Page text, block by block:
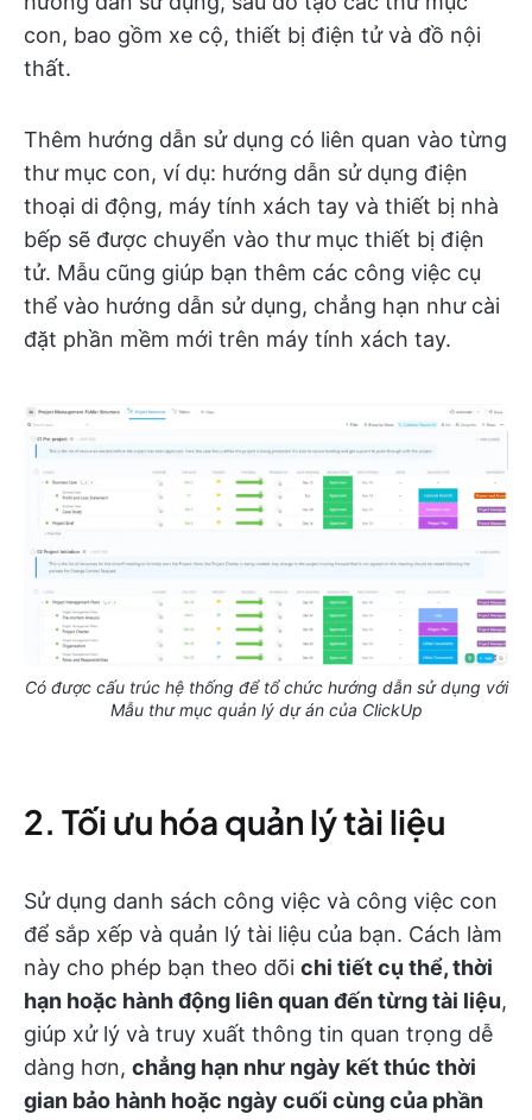
con, bao gồm xe cộ, thiết bị điện tử và đồ nội
thất.
Thêm hướng dẫn sử dụng có liên quan vào từng
thư mục con, ví dụ: hướng dẫn sử dụng điện
thoại di động, máy tính xách tay và thiết bị nhà
bếp sẽ được chuyển vào thư mục thiết bị điện
tử. Mẫu cũng giúp bạn thêm các công việc cụ
thể vào hướng dẫn sử dụng, chẳng hạn như cài
đặt phần mềm mới trên máy tính xách tay.
Có được cấu trúc hệ thống để tổ chức hướng dẫn sử dụng với
Mẫu thư mục quản lý dự án của ClickUp
2. Tối ưu hóa quản lý tài liệu
Sử dụng danh sách công việc và công việc con
để sắp xếp và quản lý tài liệu của bạn. Cách làm
này cho phép bạn theo dõi chi tiết cụ thể, thời
hạn hoặc hành động liên quan đến từng tài liệu,
giúp xử lý và truy xuất thông tin quan trọng dễ
dàng hơn, chẳng hạn như ngày kết thúc thời
gian bảo hành hoặc ngày cuối cùng của phần